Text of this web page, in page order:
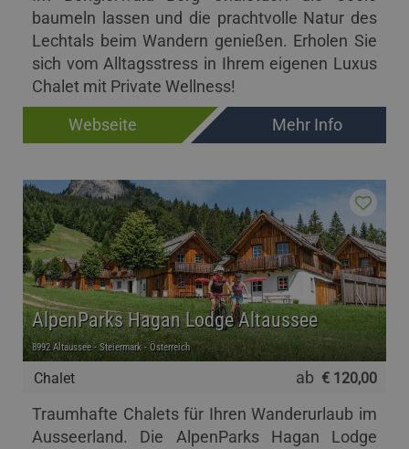
baumeln lassen und die prachtvolle Natur des
Lechtals beim Wandern genießen. Erholen Sie
sich vom Alltagsstress in Ihrem eigenen Luxus
Chalet mit Private Wellness!
Webseite
Mehr Info
Chalet
AlpenParks Hagan Lodge Altaussee
8992 Altaussee - Steiermark - Österreich
ab € 120,00
Traumhafte Chalets für Ihren Wanderurlaub im
Ausseerland. Die AlpenParks Hagan Lodge